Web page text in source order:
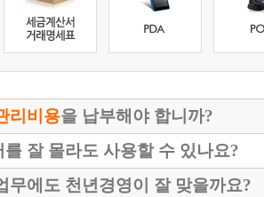
리비용을 납부해야 합니까?
를 잘 몰라도 사용할 수 있나요?
무에도 천년경영이 잘 맞을까요?